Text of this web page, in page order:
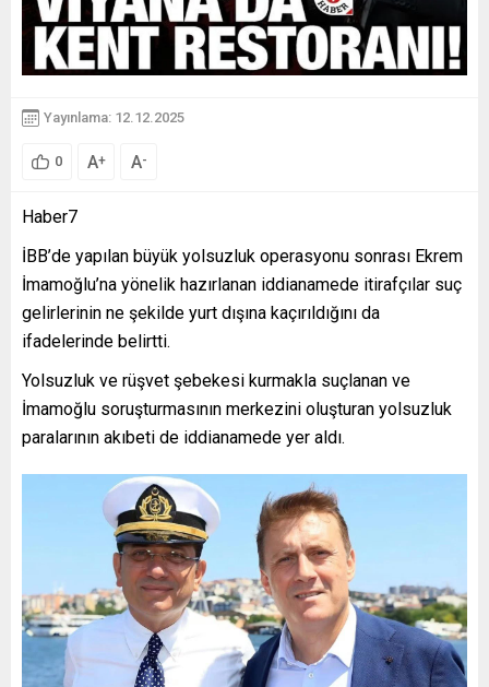
Yayınlama: 12.12.2025
0 A+ A-
Haber7
İBB’de yapılan büyük yolsuzluk operasyonu sonrası Ekrem
İmamoğlu’na yönelik hazırlanan iddianamede itirafçılar suç
gelirlerinin ne şekilde yurt dışına kaçırıldığını da
ifadelerinde belirtti.
Yolsuzluk ve rüşvet şebekesi kurmakla suçlanan ve
İmamoğlu soruşturmasının merkezini oluşturan yolsuzluk
paralarının akıbeti de iddianamede yer aldı.